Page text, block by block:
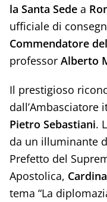
la Santa Sedea
ufficiale di
Commendatore
professor Alberto
Il prestigioso
dall’Ambasciatore
Pietro Sebastiani.
da un illuminante
Prefetto del
Apostolica,
tema “La